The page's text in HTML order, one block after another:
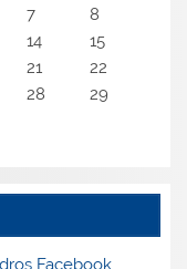
7
8
14
15
21
22
28
29
Facebook